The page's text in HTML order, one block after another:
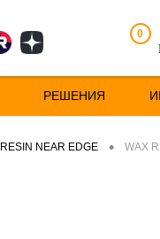
0
РЕШЕНИЯ
NEAR EDGE • WAX